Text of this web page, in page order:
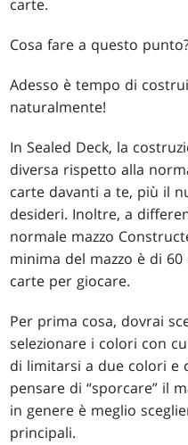
carte.
Cosa fare a questo
Adesso è tempo di
naturalmente!
In Sealed Deck, la
diversa rispetto alla
carte davanti a te, più il
desideri. Inoltre, a
normale mazzo
minima del mazzo è di
carte per giocare.
Per prima cosa, dovrai
selezionare i colori con
di limitarsi a due colori e
pensare di “sporcare” il
in genere è meglio
principali.